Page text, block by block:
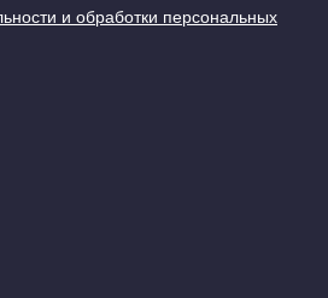
и обработки персональных